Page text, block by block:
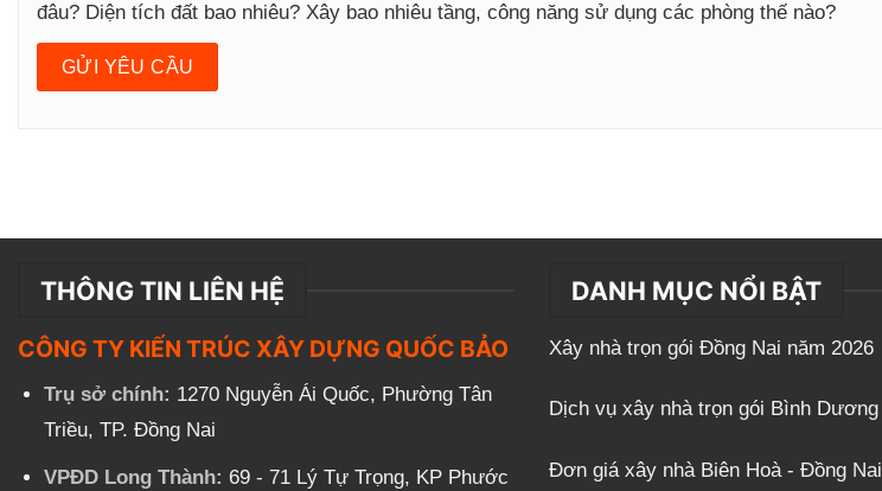
đâu? Diện tích đất bao nhiêu? Xây bao nhiêu tầng, công năng sử dụng các phòng thế nào?
THÔNG TIN LIÊN HỆ
CÔNG TY KIẾN TRÚC XÂY DỰNG QUỐC BẢO
Trụ sở chính: 1270 Nguyễn Ái Quốc, Phường Tân
Triều, TP. Đồng Nai
VPĐD Long Thành: 69 - 71 Lý Tự Trọng, KP Phước
DANH MỤC NỔI BẬT
Xây nhà trọn gói Đồng Nai năm 2026
Dịch vụ xây nhà trọn gói Bình Dương
Đơn giá xây nhà Biên Hoà - Đồng Nai